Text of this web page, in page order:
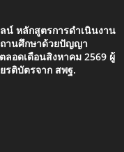
น์ หลักสูตรการดำเนินงาน
านศึกษาด้วยปัญญา
ลอดเดือนสิงหาคม 2569 ผู้
รติบัตรจาก สพฐ.